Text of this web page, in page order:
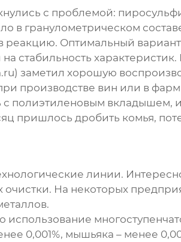
с проблемой:
в гранулометрическом
реакцию. Оптимальный
стабильность
заметил хорошую
производстве вин или в
полиэтиленовым вкладышем,
пришлось дробить комья,
линии.
очистки. На некоторых
0,001%, мышьяка – менее